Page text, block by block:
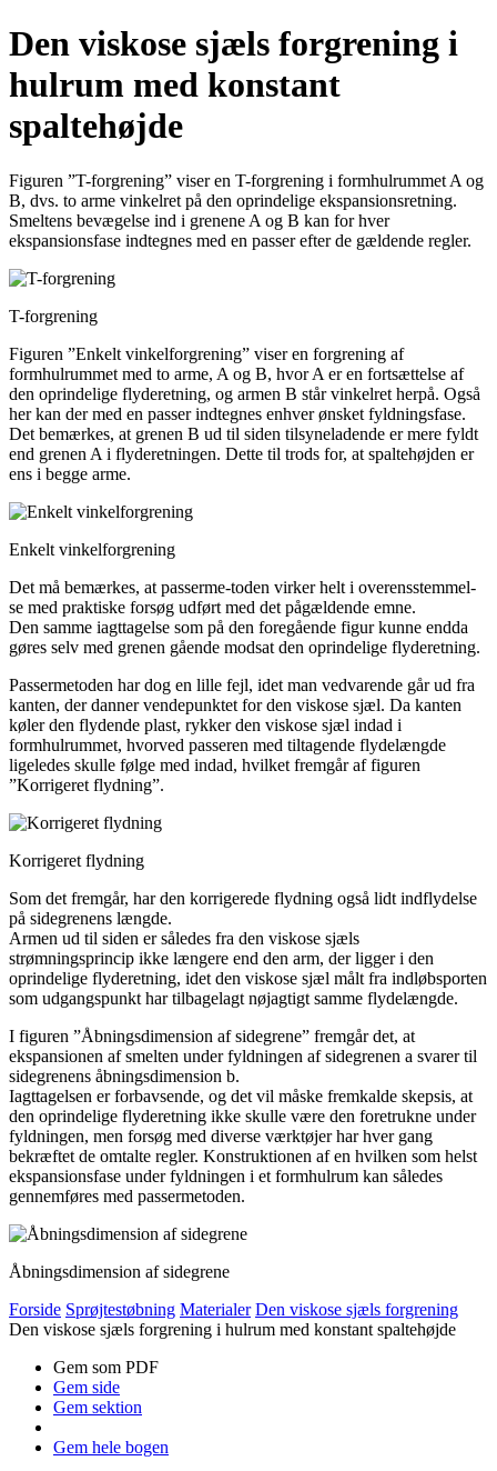
Den viskose sjæls forgrening i
hulrum med konstant
spaltehøjde
Figuren ”T-forgrening” viser en T-forgrening i formhulrummet A og
B, dvs. to arme vinkelret på den oprindelige ekspansionsretning.
Smeltens bevægelse ind i grenene A og B kan for hver
ekspansionsfase indtegnes med en passer efter de gældende regler.
T-forgrening
Figuren ”Enkelt vinkelforgrening” viser en forgrening af
formhulrummet med to arme, A og B, hvor A er en fortsættelse af
den oprindelige flyderetning, og armen B står vinkelret herpå. Også
her kan der med en passer indtegnes enhver ønsket fyldningsfase.
Det bemærkes, at grenen B ud til siden tilsyneladende er mere fyldt
end grenen A i flyderetningen. Dette til trods for, at spaltehøjden er
ens i begge arme.
Enkelt vinkelforgrening
Det må bemærkes, at passerme-toden virker helt i overensstemmel-
se med praktiske forsøg udført med det på­gældende emne.
Den samme iagttagelse som på den foregående figur kunne endda
gøres selv med grenen gående mod­sat den oprindelige flyderetning.
Passermetoden har dog en lille fejl, idet man ved­varende går ud fra
kanten, der danner vendepunktet for den viskose sjæl. Da kanten
køler den flydende plast, rykker den viskose sjæl indad i
formhulrummet, hvorved passeren med tiltagende flydelængde
ligeledes skulle følge med indad, hvilket fremgår af figuren
”Korrigeret flydning”.
Korrigeret flydning
Som det fremgår, har den korrigerede flydning også lidt indflydelse
på sidegrenens længde.
Armen ud til siden er således fra den viskose sjæls
strømningsprincip ikke længere end den arm, der ligger i den
oprindelige flyderetning, idet den viskose sjæl målt fra indløbsporten
som udgangs­punkt har tilbagelagt nøjagtigt samme flydelængde.
I figuren ”Åbningsdimension af sidegrene” fremgår det, at
ekspansionen af smelten under fyldningen af sidegrenen a svarer til
sidegrenens åbningsdimension b.
Iagttagelsen er forbavsende, og det vil måske fremkalde skepsis, at
den oprindelige flyderetning ikke skulle være den foretrukne under
fyldningen, men forsøg med diverse værktøjer har hver gang
bekræftet de omtalte regler. Konstruktionen af en hvilken som helst
ekspansionsfase under fyldningen i et formhulrum kan således
gennemføres med passermetoden.
Åbningsdimension af sidegrene
Forside Sprøjtestøbning Materialer Den viskose sjæls forgrening
Den viskose sjæls forgrening i hulrum med konstant spaltehøjde
Gem som PDF
Gem side
Gem sektion
Gem hele bogen